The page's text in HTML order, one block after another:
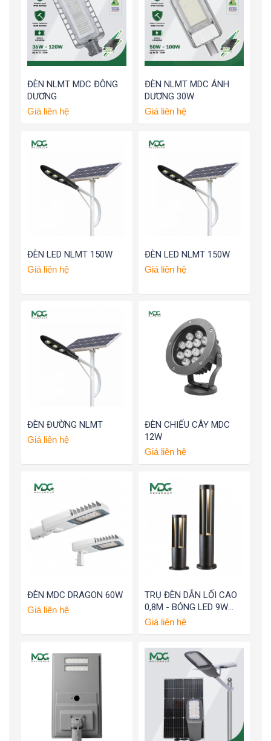
ĐÈN NLMT MDC ĐÔNG
DƯƠNG
Giá liên hệ
ĐÈN NLMT MDC ÁNH
DƯƠNG 30W
Giá liên hệ
ĐÈN LED NLMT 150W
Giá liên hệ
ĐÈN LED NLMT 150W
Giá liên hệ
ĐÈN ĐƯỜNG NLMT
Giá liên hệ
ĐÈN CHIẾU CÂY MDC
12W
Giá liên hệ
ĐÈN MDC DRAGON 60W
Giá liên hệ
TRỤ ĐÈN DẪN LỐI CAO
0,8M - BÓNG LED 9W
E27
Giá liên hệ